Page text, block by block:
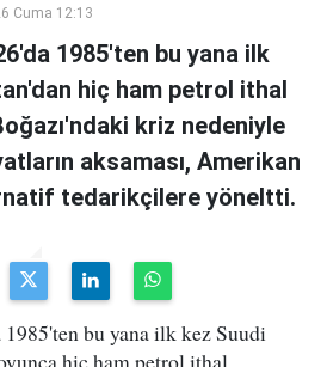
Cuma 12:13
1985'ten bu yana ilk
hiç ham petrol ithal
kriz nedeniyle
aksaması, Amerikan
tedarikçilere yöneltti.
bu yana ilk kez Suudi
hiç ham petrol ithal